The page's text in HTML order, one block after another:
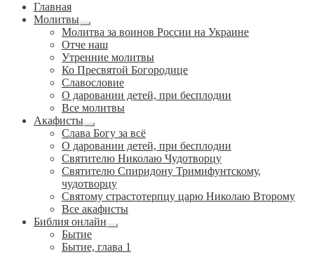
Главная
Молитвы
Развернутое
вложенное
меню
Молитва за воинов России на Украине
Отче наш
Утренние молитвы
Ко Пресвятой Богородице
Славословие
О даровании детей, при бесплодии
Вcе молитвы
Акафисты
Развернутое
вложенное
меню
Слава Богу за всё
О даровании детей, при бесплодии
Святителю Николаю Чудотворцу
Святителю Спиридону Тримифунтскому,
чудотворцу
Святому страстотерпцу царю Николаю Второму
Все акафисты
Библия онлайн
Развернутое
вложенное
меню
Бытие
Бытие, глава 1